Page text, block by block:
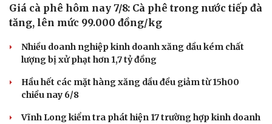
Giá cà phê hôm nay 7/8: Cà phê trong nước tiếp đà
tăng, lên mức 99.000 đồng/kg
Nhiều doanh nghiệp kinh doanh xăng dầu kém chất
lượng bị xử phạt hơn 1,7 tỷ đồng
Hầu hết các mặt hàng xăng dầu đều giảm từ 15h00
chiều nay 6/8
Vĩnh Long kiểm tra phát hiện 17 trường hợp kinh doanh